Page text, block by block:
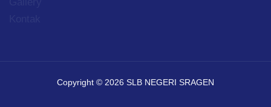
Copyright © 2026 SLB NEGERI SRAGEN